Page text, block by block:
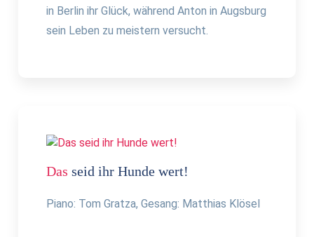
in Berlin ihr Glück, während Anton in Augsburg
sein Leben zu meistern versucht.
Das seid ihr Hunde wert!
Piano: Tom Gratza, Gesang: Matthias Klösel